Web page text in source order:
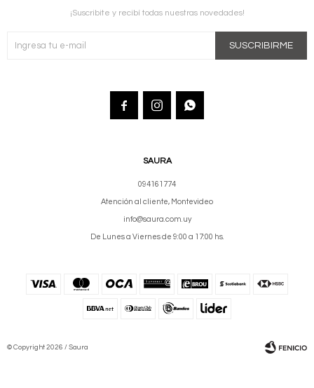
SAURA
094161774
Atención al cliente, Montevideo
info@saura.com.uy
De Lunes a Viernes de 9:00 a 17:00 hs.
¡Suscribite y recibí todas nuestras novedades!
SUSCRIBIRME
  
© Copyright 2026 / Saura